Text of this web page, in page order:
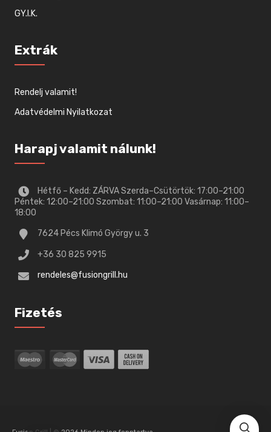
GY.I.K.
Extrák
Rendelj valamit!
Adatvédelmi Nyilatkozat
Harapj valamit nálunk!
Hétfő – Kedd: ZÁRVA Szerda–Csütörtök: 17:00–21:00
Péntek: 12:00–21:00 Szombat: 11:00–21:00 Vasárnap: 11:00–
18:00
7624 Pécs Klimó György u. 3
+36 30 825 9915
rendeles@fusiongrill.hu
Fizetés